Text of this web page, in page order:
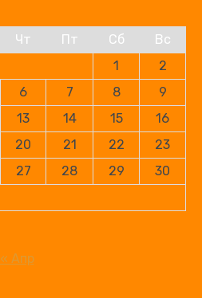
Чт Пт Сб
Вс
1
2
6 7 8
9
13 14 15
16
20 21 22
23
27 28 29
30
« Апр